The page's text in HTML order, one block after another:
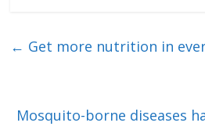
← Get more nutrition in
Mosquito-borne diseases